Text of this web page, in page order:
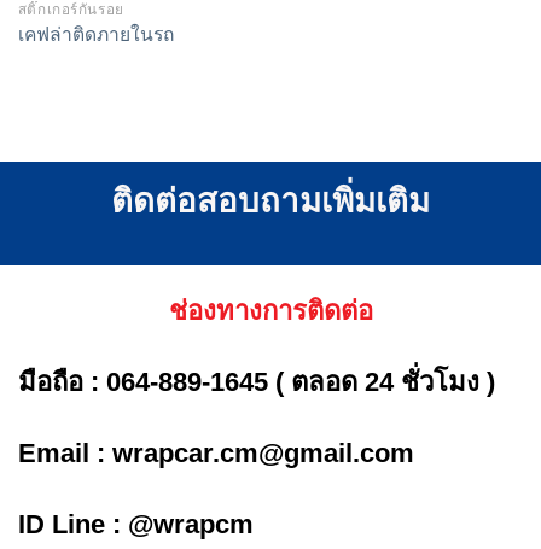
สติ๊กเกอร์กันรอย
เคฟล่าติดภายในรถ
ติดต่อสอบถามเพิ่มเติม
ช่องทางการติดต่อ
มือถือ : 064-889-1645 ( ตลอด 24 ชั่วโมง )
Email : wrapcar.cm@gmail.com
ID Line : @wrapcm